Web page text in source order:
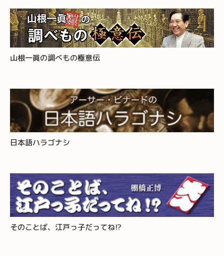
山根一眞の調べもの極意伝
日本語ハラゴナシ
そのことば、江戸っ子だってね!?